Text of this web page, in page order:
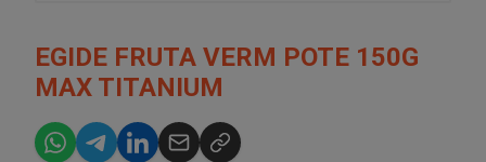
EGIDE FRUTA VERM POTE 150G
MAX TITANIUM